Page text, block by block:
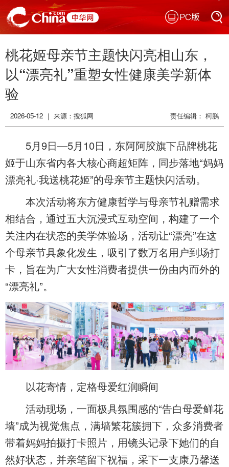
搜索
搜索
PC版
桃花姬母亲节主题快闪亮相山东，
以“漂亮礼”重塑女性健康美学新体
验
2026-05-12 ｜ 来源：搜狐网 责任编辑： 柯鹏
5月9日—5月10日，东阿阿胶旗下品牌桃花
姬于山东省内各大核心商超矩阵，同步落地“妈妈
漂亮礼·我送桃花姬”的母亲节主题快闪活动。
本次活动将东方健康哲学与母亲节礼赠需求
相结合，通过五大沉浸式互动空间，构建了一个
关注内在状态的美学体验场，活动让“漂亮”在这
个母亲节具象化发生，吸引了数万名用户到场打
卡，旨在为广大女性消费者提供一份由内而外的
“漂亮礼”。
以花寄情，定格母爱红润瞬间
活动现场，一面极具氛围感的“告白母爱鲜花
墙”成为视觉焦点，满墙繁花簇拥下，众多消费者
带着妈妈拍摄打卡照片，用镜头记录下她们的自
然好状态，并亲笔留下祝福，采下一支康乃馨送